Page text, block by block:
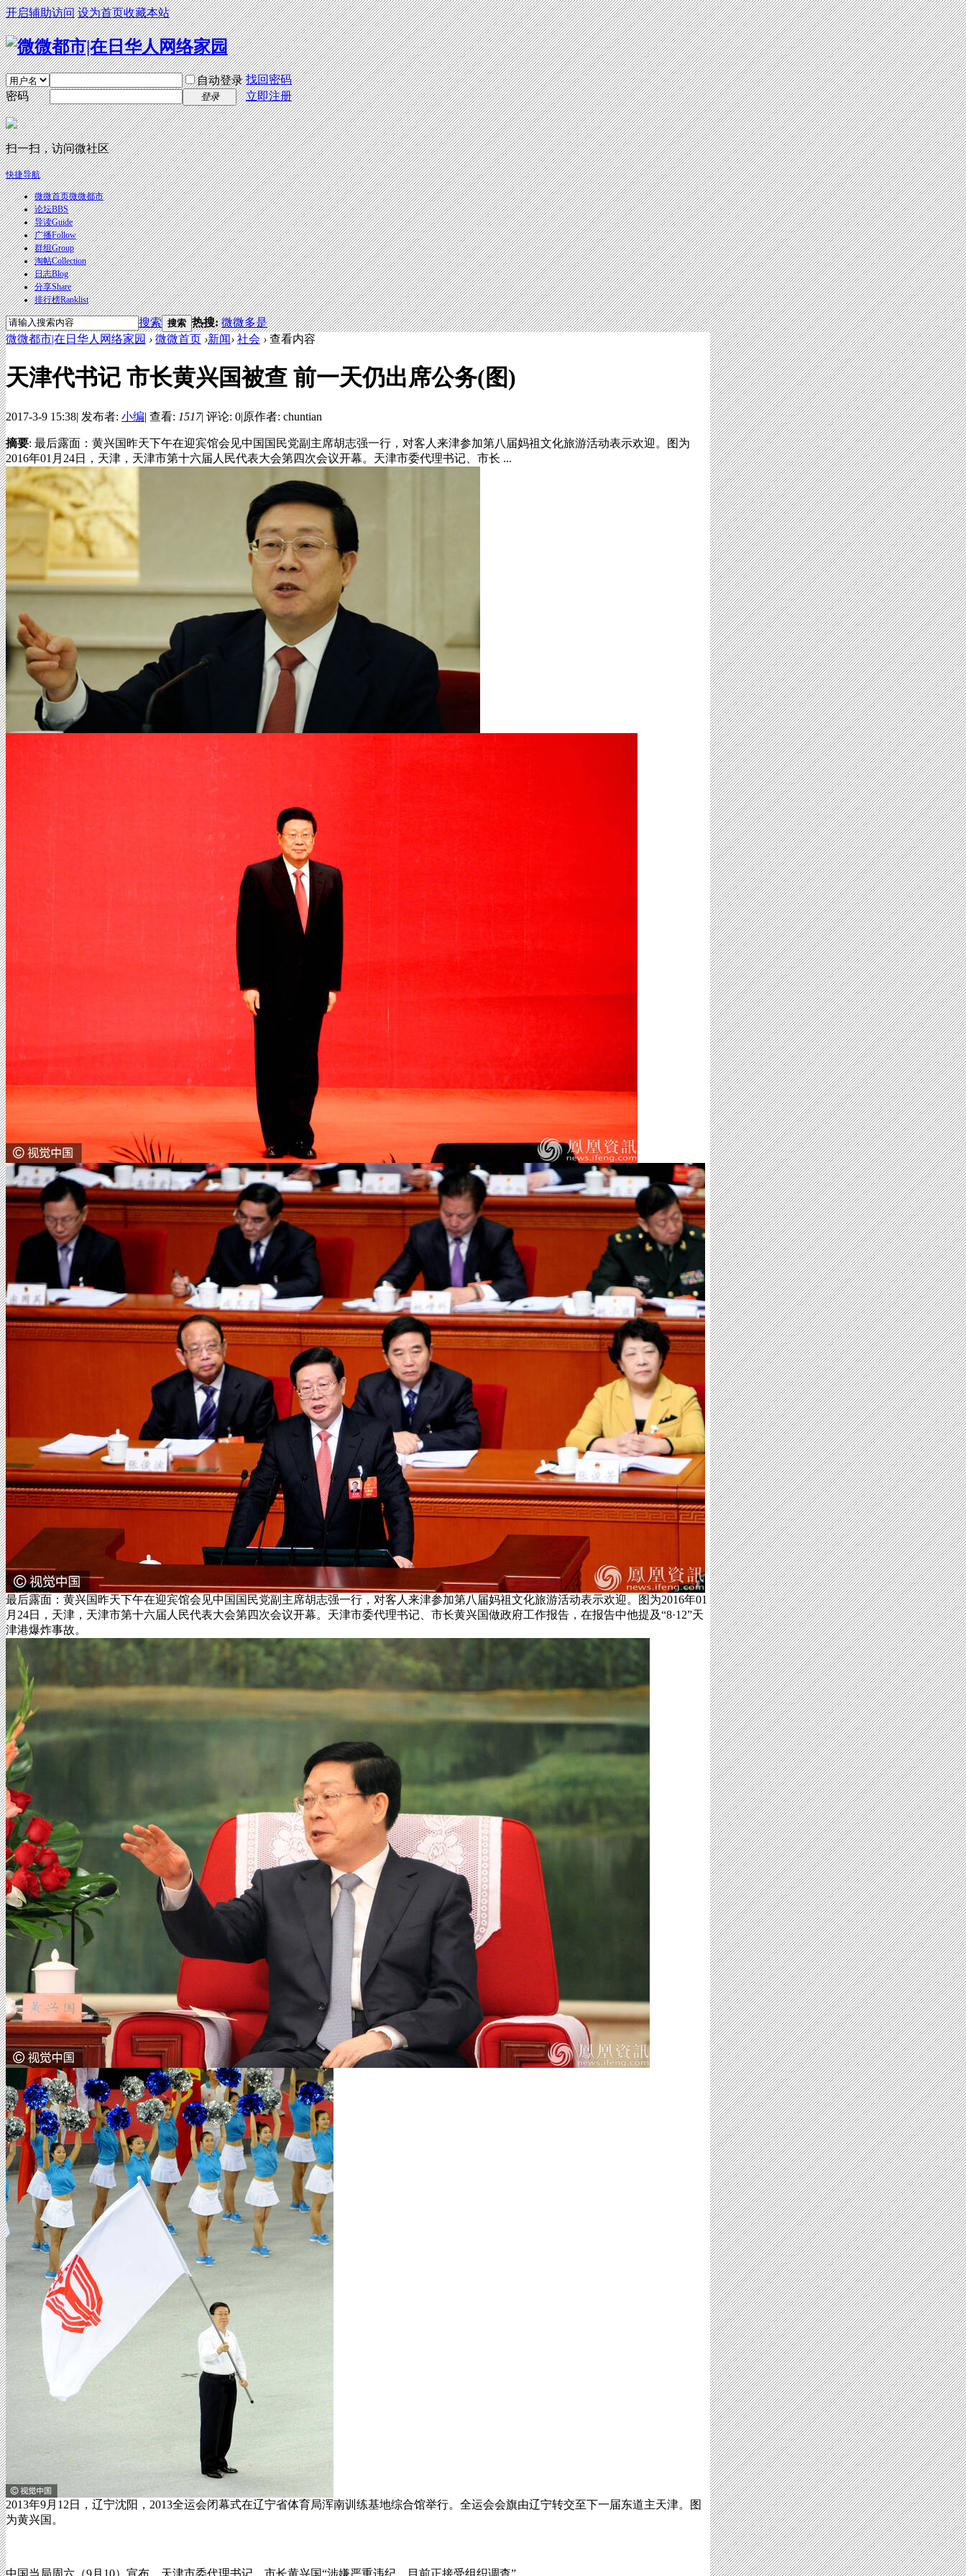
开启辅助访问 设为首页收藏本站
自动登录 找回密码
密码
登录 立即注册
扫一扫，访问微社区
快捷导航
微微首页微微都市
论坛BBS
导读Guide
广播Follow
群组Group
淘帖Collection
日志Blog
分享Share
排行榜Ranklist
搜索 搜索 热搜:微微多是
微微都市|在日华人网络家园 › 微微首页 ›新闻› 社会 › 查看内容
天津代书记 市长黄兴国被查 前一天仍出席公务(图)
2017-3-9 15:38| 发布者: 小编| 查看: 1517| 评论: 0|原作者: chuntian
摘要: 最后露面：黄兴国昨天下午在迎宾馆会见中国国民党副主席胡志强一行，对客人来津参加第八届妈祖文化旅游活动表示欢迎。图为
2016年01月24日，天津，天津市第十六届人民代表大会第四次会议开幕。天津市委代理书记、市长 ...
最后露面：黄兴国昨天下午在迎宾馆会见中国国民党副主席胡志强一行，对客人来津参加第八届妈祖文化旅游活动表示欢迎。图为2016年01
月24日，天津，天津市第十六届人民代表大会第四次会议开幕。天津市委代理书记、市长黄兴国做政府工作报告，在报告中他提及“8·12”天
津港爆炸事故。
2013年9月12日，辽宁沈阳，2013全运会闭幕式在辽宁省体育局浑南训练基地综合馆举行。全运会会旗由辽宁转交至下一届东道主天津。图
为黄兴国。
中国当局周六（9月10）宣布，天津市委代理书记、市长黄兴国“涉嫌严重违纪，目前正接受组织调查”。